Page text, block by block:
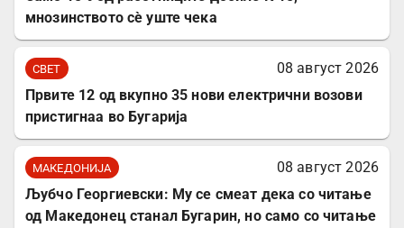
мнозинството сè уште чека
СВЕТ
08 август 2026
Првите 12 од вкупно 35 нови електрични возови
пристигнаа во Бугарија
МАКЕДОНИЈА
08 август 2026
Љубчо Георгиевски: Му се смеат дека со читање
од Македонец станал Бугарин, но само со читање